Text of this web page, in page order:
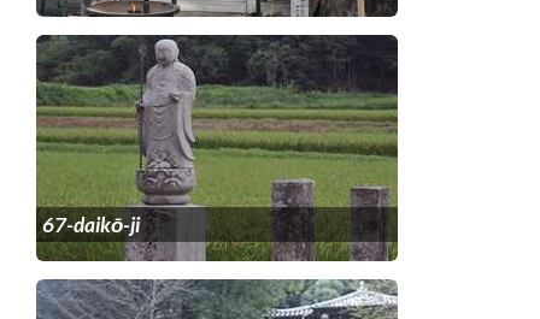
67-daikō-ji